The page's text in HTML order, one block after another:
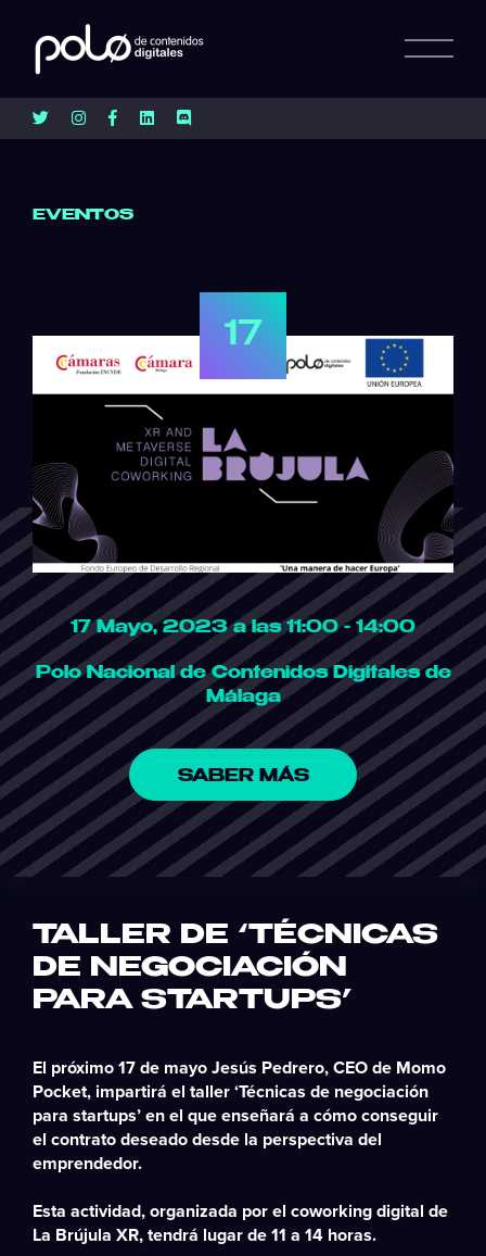
EVENTOS
17
17 Mayo, 2023 a las 11:00 - 14:00
Polo Nacional de Contenidos Digitales de
Málaga
SABER MÁS
TALLER DE ‘TÉCNICAS
DE NEGOCIACIÓN
PARA STARTUPS’
El próximo 17 de mayo Jesús Pedrero, CEO de Momo
Pocket, impartirá el taller ‘Técnicas de negociación
para startups’ en el que enseñará a cómo conseguir
el contrato deseado desde la perspectiva del
emprendedor.
Esta actividad, organizada por el coworking digital de
La Brújula XR, tendrá lugar de 11 a 14 horas.